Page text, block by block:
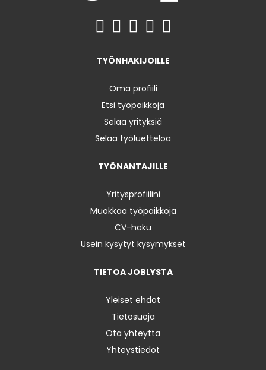
TYÖNHAKIJOILLE
Oma profiili
Etsi työpaikkoja
Selaa yrityksiä
Selaa työluetteloa
TYÖNANTAJILLE
Yritysprofiilini
Muokkaa työpaikkoja
CV-haku
Usein kysytyt kysymykset
TIETOA JOBLYSTA
Yleiset ehdot
Tietosuoja
Ota yhteyttä
Yhteystiedot